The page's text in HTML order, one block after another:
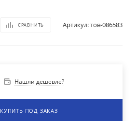
СРАВНИТЬ Артикул:тов-086583
Нашли дешевле?
КУПИТЬ ПОД ЗАКАЗ